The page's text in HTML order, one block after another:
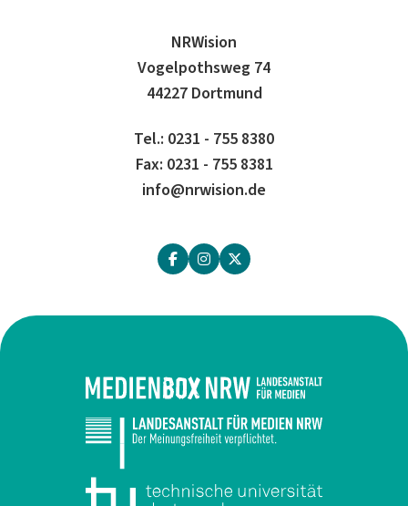
NRWision
Vogelpothsweg 74
44227 Dortmund
Tel.: 0231 - 755 8380
Fax: 0231 - 755 8381
info@nrwision.de